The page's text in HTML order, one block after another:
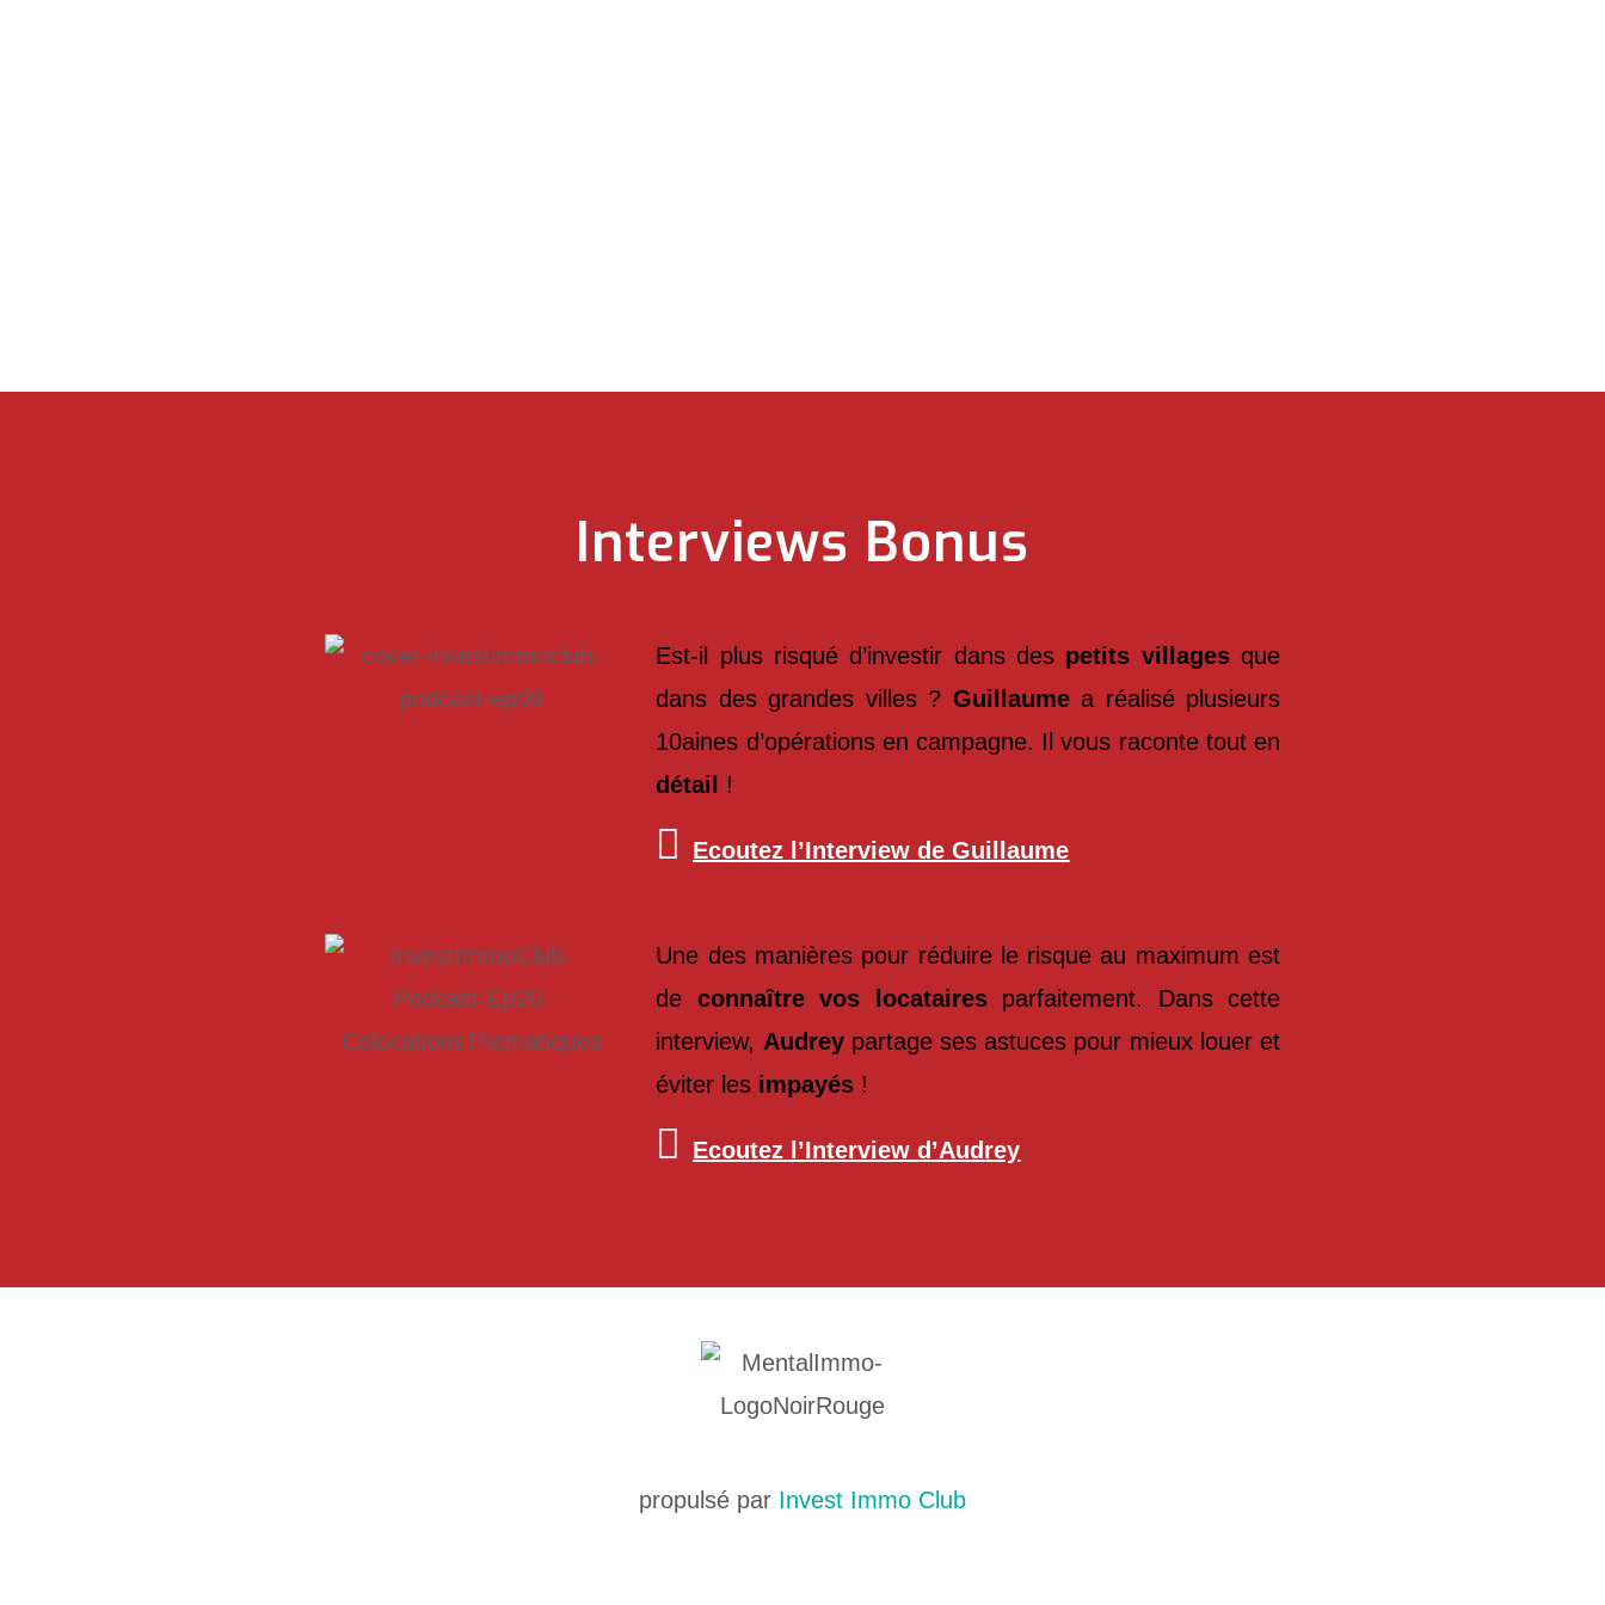
Interviews Bonus
Est-il plus risqué d’investir dans des petits villagesque
dans des grandes villes ? Guillaumea réalisé plusieurs
10aines d’opérations en campagne. Il vous raconte tout en
détail
!
Ecoutez l’Interview de Guillaume
Une des manières pour réduire le risque au maximum est
de connaître vos locatairesparfaitement. Dans cette
interview, Audreypartage ses astuces pour mieux louer et
éviter les impayés !
Ecoutez l’Interview d’Audrey
propulsé par Invest Immo Club